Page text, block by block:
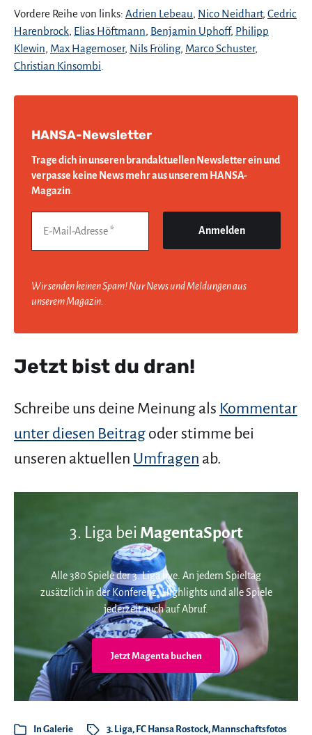
Vordere Reihe von links: Adrien Lebeau, Nico Neidhart, Cedric
Harenbrock, Elias Höftmann, Benjamin Uphoff, Philipp
Klewin, Max Hagemoser, Nils Fröling, Marco Schuster,
Christian Kinsombi
HANSA-Newsletter
Trage dich in unseren brandaktuellen Newsletter ein und
verpasse keine News mehr aus unserem HANSA-
Magazin.
Wir senden keinen Spam! Nur News und Meldungen aus
unserem Magazin.
Jetzt bist du dran!
Schreibe uns deine Meinung als Kommentar
unter diesen Beitrag oder stimme bei
unseren aktuellen Umfragen ab.
3. Liga bei MagentaSport
Alle 380 Spiele der 3. Liga live. An jedem Spieltag
zusätzlich in der Konferenz. Highlights und alle Spiele
jederzeit auch auf Abruf.
Jetzt Magenta buchen
In Galerie 3. Liga, FC Hansa Rostock,Mannschaftsfotos